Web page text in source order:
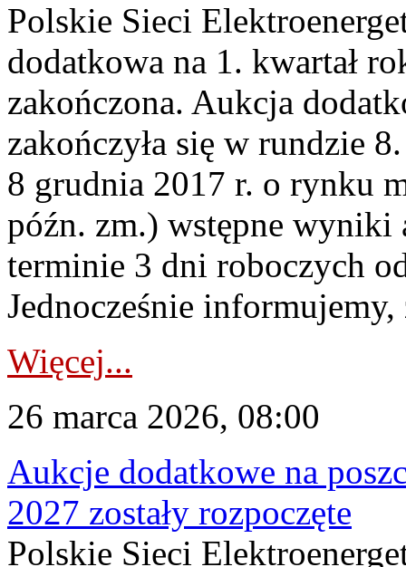
Polskie Sieci
dodatkowa na 1. kwartał
zakończona. Aukcja
zakończyła się w rundzie
8 grudnia 2017 r. o rynku
późn. zm.) wstępne
terminie 3 dni roboczych
Jednocześnie informujemy,
Więcej...
26 marca 2026, 08:00
Aukcje dodatkowe na
2027 zostały rozpoczęte
Polskie Sieci